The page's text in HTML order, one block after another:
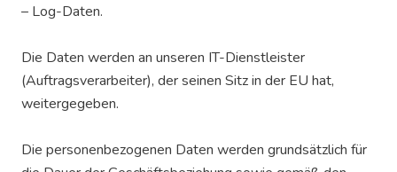
– Log-Daten.
Die Daten werden an unseren IT-Dienstleister
(Auftragsverarbeiter), der seinen Sitz in der EU hat,
weitergegeben.
Die personenbezogenen Daten werden grundsätzlich für